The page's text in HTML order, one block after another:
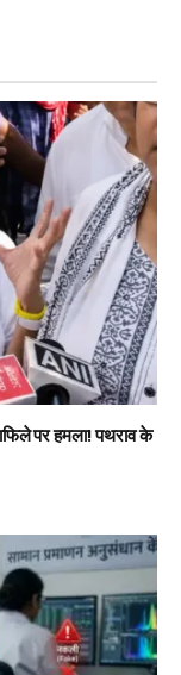
पर हमला! पथराव के